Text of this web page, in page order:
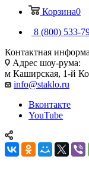
Корзина0
8 (800) 533-
Контактная
Адрес шоу-рума:
м Каширская, 1-й
info@staklo.ru
Вконтакте
YouTube